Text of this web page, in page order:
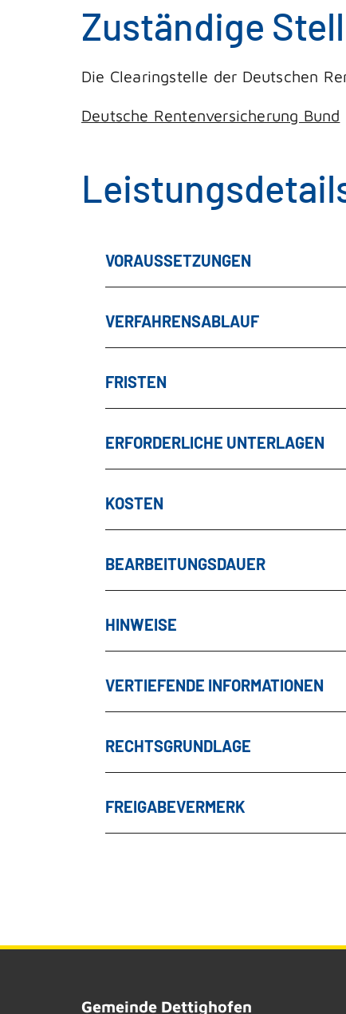
Zuständige
Die Clearingstelle der Deutschen
Deutsche Rentenversicherung Bund
VORAUSSETZUNGEN
VERFAHRENSABLAUF
FRISTEN
ERFORDERLICHE UNTERLAGEN
KOSTEN
BEARBEITUNGSDAUER
HINWEISE
VERTIEFENDE INFORMATIONEN
RECHTSGRUNDLAGE
FREIGABEVERMERK
Gemeinde Dettighofen